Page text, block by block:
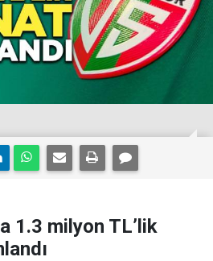
1.3 milyon TL’lik